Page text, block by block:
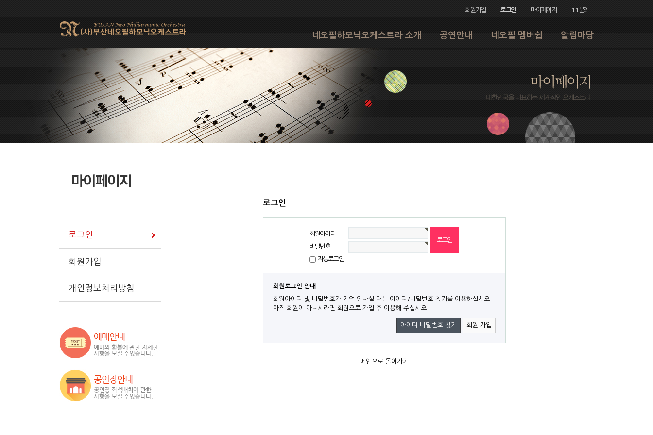
회원가입 로그인 마이페이지 1:1문의
네오필하모닉오케스트라 소개 공연안내 네오필 멤버쉽 알림마당
로그인
회원가입
개인정보처리방침
로그인
회원아이디
비밀번호
자동로그인
회원로그인 안내
회원아이디 및 비밀번호가 기억 안나실 때는 아이디/비밀번호 찾기를 이용하십시오.
아직 회원이 아니시라면 회원으로 가입 후 이용해 주십시오.
아이디 비밀번호 찾기 회원 가입
메인으로 돌아가기